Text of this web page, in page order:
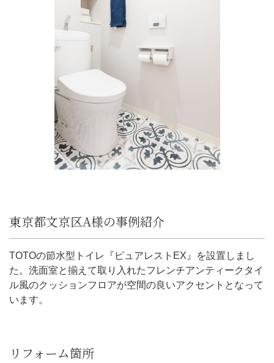
東京都文京区A様の事例紹介
TOTOの節水型トイレ『ピュアレストEX』を設置しまし
た。洗面室と揃えて取り入れたフレンチアンティークタイ
ル風のクッションフロアが空間の良いアクセントとなって
います。
リフォーム箇所